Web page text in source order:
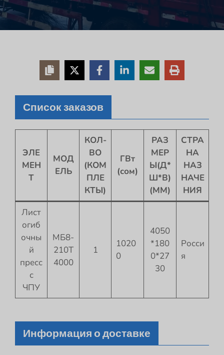
Список заказов
ЭЛЕ
МЕН
Т
МОД
ЕЛЬ
КОЛ-
ВО
(КОМ
ПЛЕ
КТЫ)
ГВт
(сом)
РАЗ
МЕР
Ы(Д*
Ш*В)
(ММ)
СТРА
НА
НАЗ
НАЧЕ
НИЯ
Лист
огиб
очны
й
пресс
с
ЧПУ
МБ8-
210Т
4000
1
1020
0
4050
*180
0*27
30
Росси
я
Информация о доставке